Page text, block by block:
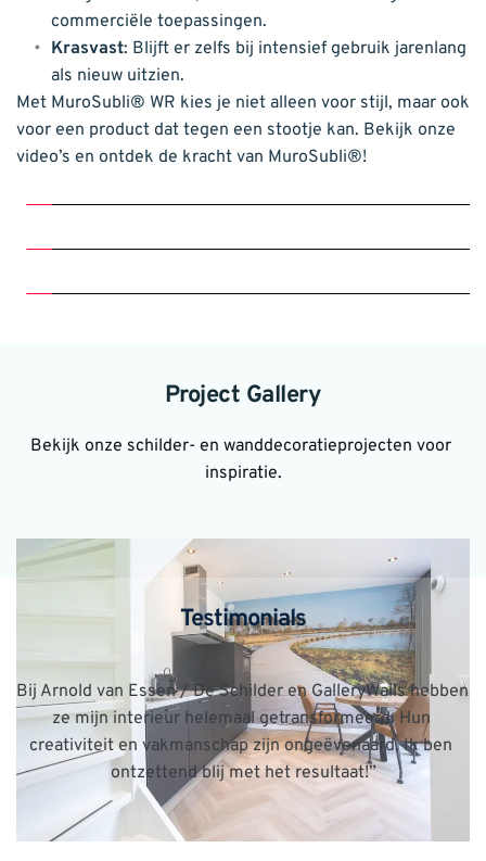
commerciële toepassingen.
Krasvast: Blijft er zelfs bij intensief gebruik jarenlang
als nieuw uitzien.
Met MuroSubli® WR kies je niet alleen voor stijl, maar ook
voor een product dat tegen een stootje kan. Bekijk onze
video’s en ontdek de kracht van MuroSubli®!
Project Gallery
Bekijk onze schilder- en wanddecoratieprojecten voor
inspiratie.
Testimonials
Bij Arnold van Essen / De Schilder en GalleryWalls hebben
ze mijn interieur helemaal getransformeerd. Hun
creativiteit en vakmanschap zijn ongeëvenaard. Ik ben
ontzettend blij met het resultaat!”